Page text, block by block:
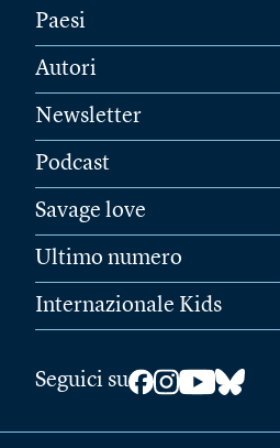
Paesi
Autori
Newsletter
Podcast
Savage love
Ultimo numero
Internazionale Kids
Seguici su